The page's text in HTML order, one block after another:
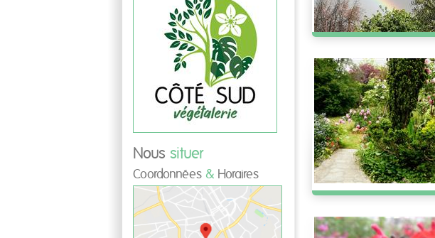
Nous situer
Coordonnées & Horaires